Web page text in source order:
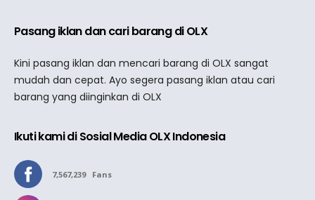
Pasang iklan dan cari barang di OLX
Kini pasang iklan dan mencari barang di OLX sangat
mudah dan cepat. Ayo segera pasang iklan atau cari
barang yang diinginkan di OLX
Ikuti kami di Sosial Media OLX Indonesia
7,567,239 Fans